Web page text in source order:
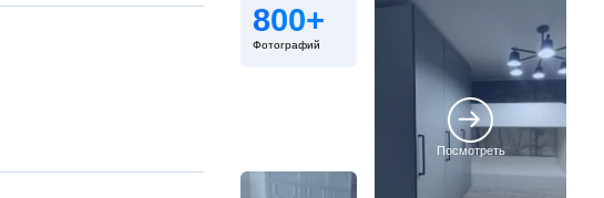
800+
Фотографий
Посмотреть